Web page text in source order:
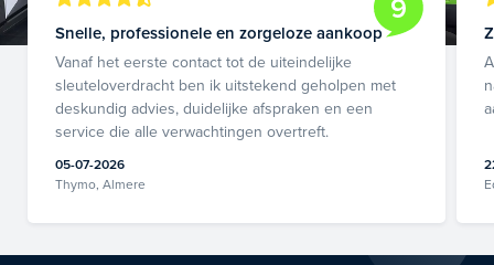
9
Snelle, professionele en zorgeloze aankoop
Vanaf het eerste contact tot de uiteindelijke
sleuteloverdracht ben ik uitstekend geholpen met
deskundig advies, duidelijke afspraken en een
service die alle verwachtingen overtreft.
05-07-2026
Thymo, Almere